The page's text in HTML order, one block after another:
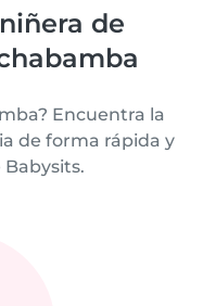
de
Encuentra la
de forma rápida y
Babysits.